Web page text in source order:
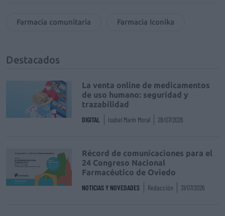
Farmacia comunitaria Farmacia Iconika
Destacados
La venta online de medicamentos
de uso humano: seguridad y
trazabilidad
DIGITAL Isabel Marín Moral 28/07/2026
Récord de comunicaciones para el
24 Congreso Nacional
Farmacéutico de Oviedo
NOTICIAS Y NOVEDADES Redacción 31/07/2026